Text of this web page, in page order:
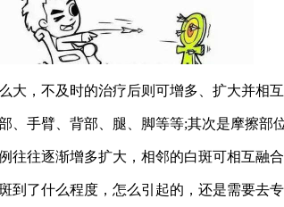
不及时的治疗后则可增多、扩大并相
臂、背部、腿、脚等等;其次是摩擦部
逐渐增多扩大，相邻的白斑可相互融合
什么程度，怎么引起的，还是需要去